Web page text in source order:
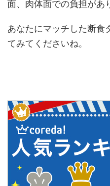
面、肉体面での負担があ
あなたにマッチした断食
てみてくださいね。